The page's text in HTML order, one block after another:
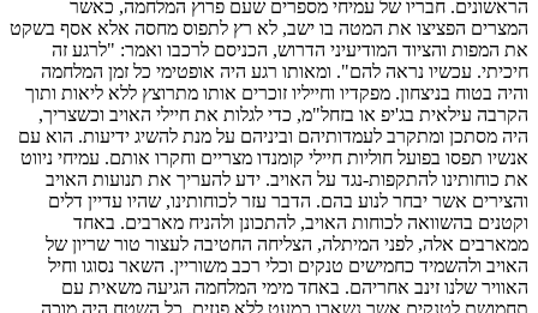
הראשונים. חבריו של עמיחי מספרים שעם פרוץ המלחמה, כאשר
המצרים הפציצו את המטה בו ישב, לא רץ לתפוס מחסה אלא אסף בשקט
את המפות והציוד המודיעיני הדרוש, הכניסם לרכבו ואמר: "לרגע זה
חיכיתי. עכשיו נראה להם". ומאותו רגע היה אופטימי כל זמן המלחמה
והיה בטוח בניצחון. מפקדיו וחייליו זוכרים אותו מתרוצץ ללא ליאות ותוך
הקרבה עילאית בג'יפ או בזחל"מ, כדי לגלות את חיילי האויב וכשצריך,
היה מסתכן ומתקרב לעמדותיהם וביניהם על מנת להשיג ידיעות. הוא עם
אנשיו תפסו בפועל חוליות חיילי קומנדו מצריים וחקרו אותם. עמיחי ניווט
את כוחותינו להתקפות-נגד על האויב. ידע להעריך את תנועות האויב
והצירים אשר יבחר לנוע בהם. הדבר עזר לכוחותינו, שהיו עדיין דלים
וקטנים בהשוואה לכוחות האויב, להתכונן ולהניח מארבים. באחד
ממארבים אלה, לפני המיתלה, הצליחה החטיבה לעצור טור שריון של
האויב ולהשמיד כחמישים טנקים וכלי רכב משוריין. השאר נסוגו וחיל
האוויר שלנו זינב אחריהם. באחד מימי המלחמה הגיעה משאית עם
תחמושת לטנקים אשר נשארו כמעט ללא פגזים. כל השטח היה מוכה